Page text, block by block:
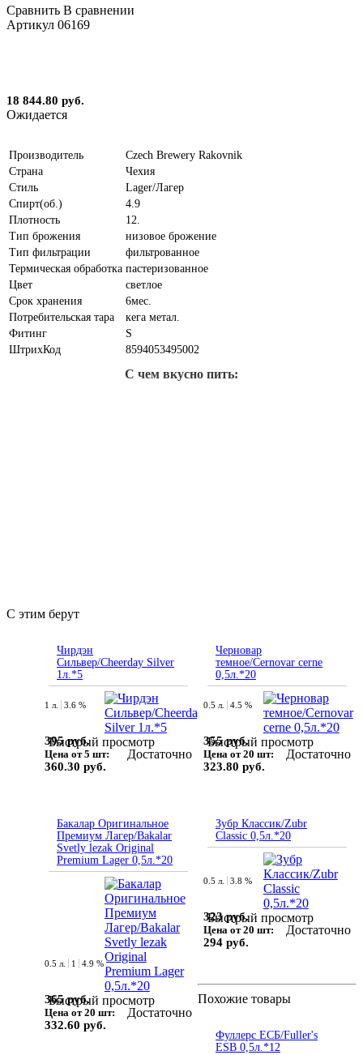
Сравнить В сравнении
Артикул 06169
18 844.80 руб.
Ожидается
Производитель
Czech Brewery Rakovnik
Страна
Чехия
Стиль
Lager/Лагер
Спирт(об.)
4.9
Плотность
12.
Тип брожения
низовое брожение
Тип фильтрации
фильтрованное
Термическая обработка пастеризованное
Цвет
светлое
Срок хранения
6мес.
Потребительская тара
кега метал.
Фитинг
S
ШтрихКод
8594053495002
С чем вкусно пить:
С этим берут
Чирдэн
Сильвер/Cheerday Silver
1л.*5
Быстрый просмотр
1 л. 3.6 %
395 руб.
Цена от 5 шт:
360.30 руб.
Достаточно
Черновар
темное/Cernovar cerne
0,5л.*20
Быстрый просмотр
0.5 л. 4.5 %
355 руб.
Цена от 20 шт:
323.80 руб.
Достаточно
Бакалар Оригинальное
Премиум Лагер/Bakalar
Svetly lezak Original
Premium Lager 0,5л.*20
Быстрый просмотр
0.5 л. 1 4.9 %
365 руб.
Цена от 20 шт:
332.60 руб.
Достаточно
Зубр Классик/Zubr
Classic 0,5л.*20
Быстрый просмотр
0.5 л. 3.8 %
323 руб.
Цена от 20 шт:
294 руб.
Достаточно
Похожие товары
Фуллерс ЕСБ/Fuller's
ESB 0,5л.*12